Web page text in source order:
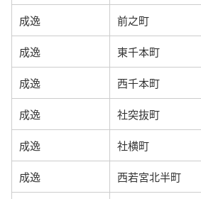
成逸 前之町
成逸 東千本町
成逸 西千本町
成逸 社突抜町
成逸 社横町
成逸 西若宮北半町